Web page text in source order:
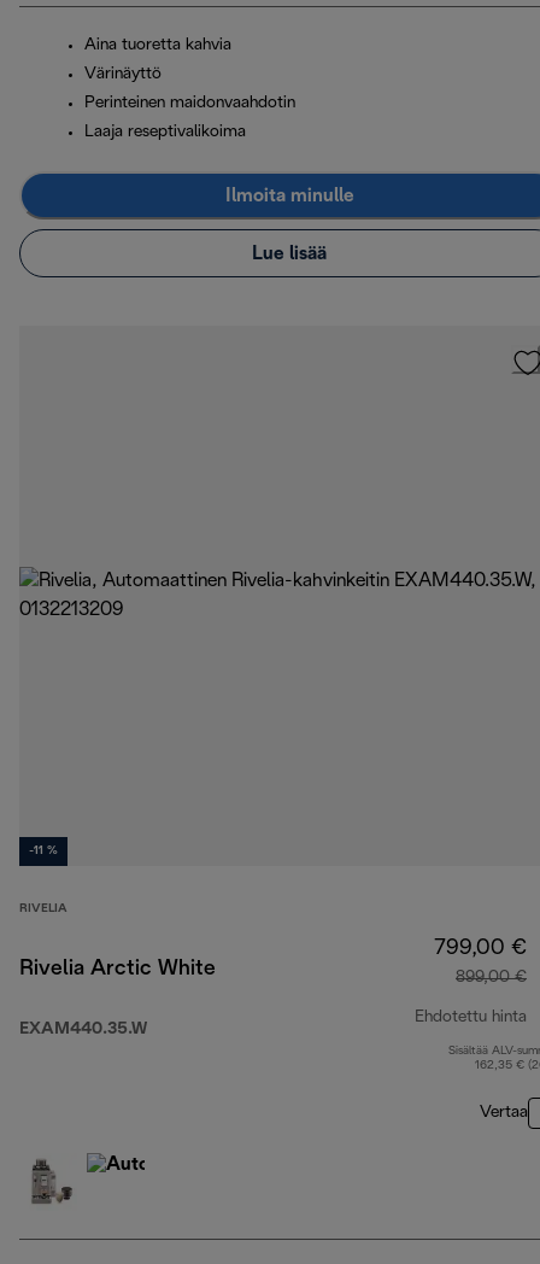
Aina tuoretta kahvia
Värinäyttö
Perinteinen maidonvaahdotin
Laaja reseptivalikoima
Ilmoita minulle
Lue lisää
-11 %
RIVELIA
Rivelia Arctic White
EXAM440.35.W
799,00 €
899,00 €
Ehdotettu hinta
Sisältää ALV-
162,35 €
Vertaa